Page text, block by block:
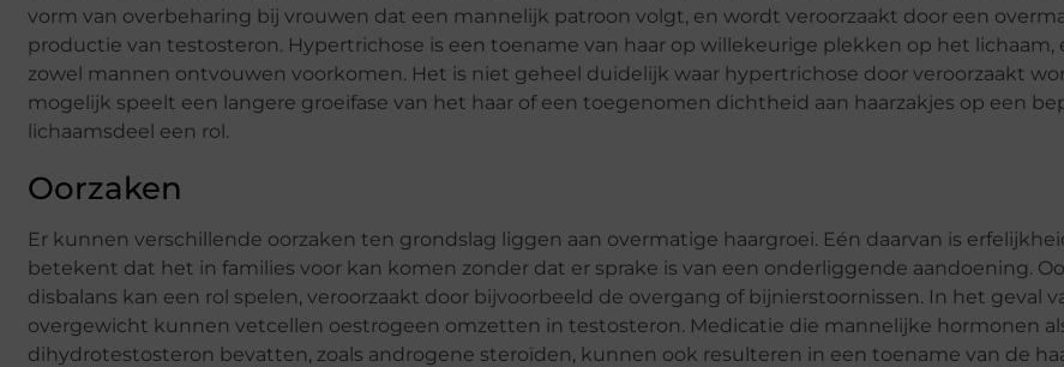
vorm van overbeharing bij vrouwen dat een mannelijk patroon volgt, en wordt veroorzaakt door een
productie van testosteron. Hypertrichose is een toename van haar op willekeurige plekken op het lichaam,
zowel mannen ontvouwen voorkomen. Het is niet geheel duidelijk waar hypertrichose door veroorzaakt
mogelijk speelt een langere groeifase van het haar of een toegenomen dichtheid aan haarzakjes op een
lichaamsdeel een rol.
Oorzaken
Er kunnen verschillende oorzaken ten grondslag liggen aan overmatige haargroei. Eén daarvan is
betekent dat het in families voor kan komen zonder dat er sprake is van een onderliggende aandoening.
disbalans kan een rol spelen, veroorzaakt door bijvoorbeeld de overgang of bijnierstoornissen. In het geval
overgewicht kunnen vetcellen oestrogeen omzetten in testosteron. Medicatie die mannelijke hormonen
dihydrotestosteron bevatten, zoals androgene steroïden, kunnen ook resulteren in een toename van de